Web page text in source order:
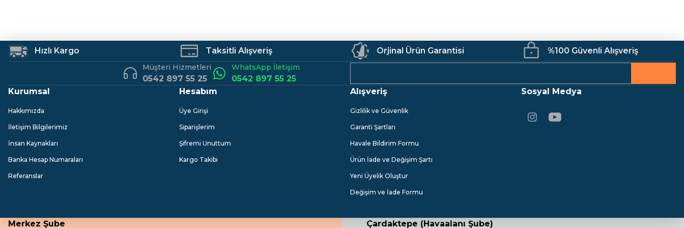
Gönder
Hızlı Kargo Taksitli Alışveriş Orjinal Ürün Garantisi %100 Güvenli Alışveriş
Müşteri Hizmetleri
0542 897 55 25
WhatsApp İletişim
0542 897 55 25
Kurumsal
Hakkımızda
İletişim Bilgilerimiz
İnsan Kaynakları
Banka Hesap Numaraları
Referanslar
Hesabım
Üye Girişi
Siparişlerim
Şifremi Unuttum
Kargo Takibi
Alışveriş
Gizlilik ve Güvenlik
Garanti Şartları
Havale Bildirim Formu
Ürün İade ve Değişim Şartı
Yeni Üyelik Oluştur
Değişim ve İade Formu
Sosyal Medya
Merkez Şube Çardaktepe (Havaalanı Şube)